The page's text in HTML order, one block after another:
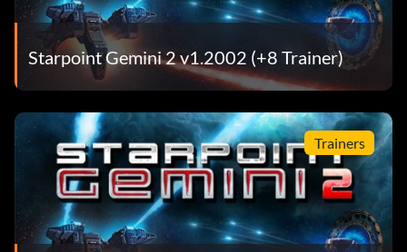
Starpoint Gemini 2 v1.2002 (+8 Trainer)
Trainers